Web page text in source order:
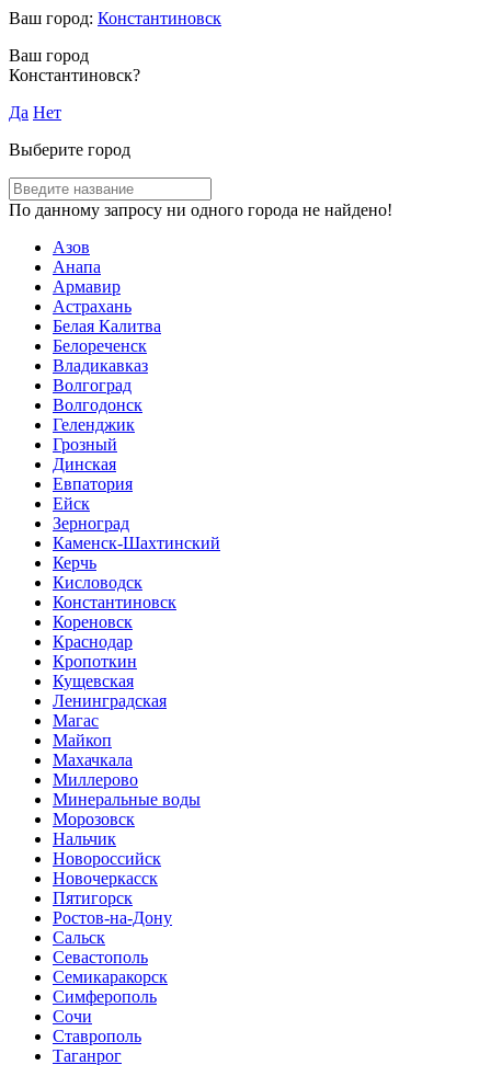
Ваш город: Константиновск
Ваш город
Константиновск?
Да Нет
Выберите город
По данному запросу ни одного города не найдено!
Азов
Анапа
Армавир
Астрахань
Белая Калитва
Белореченск
Владикавказ
Волгоград
Волгодонск
Геленджик
Грозный
Динская
Евпатория
Ейск
Зерноград
Каменск-Шахтинский
Керчь
Кисловодск
Константиновск
Кореновск
Краснодар
Кропоткин
Кущевская
Ленинградская
Магас
Майкоп
Махачкала
Миллерово
Минеральные воды
Морозовск
Нальчик
Новороссийск
Новочеркасск
Пятигорск
Ростов-на-Дону
Сальск
Севастополь
Семикаракорск
Симферополь
Сочи
Ставрополь
Таганрог